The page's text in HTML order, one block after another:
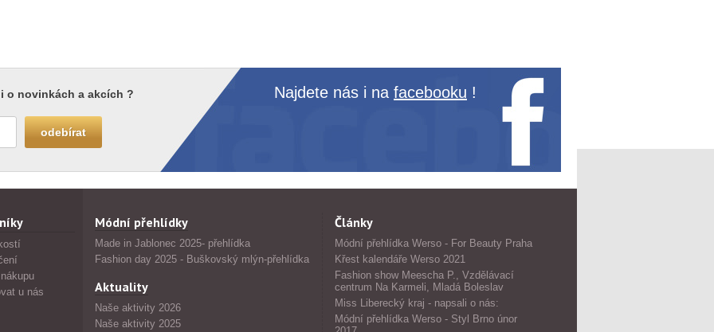
o novinkách a akcích ? Najdete nás i na facebooku !
u nás
Módní přehlídky
Made in Jablonec 2025- přehlídka
Fashion day 2025 - Buškovský mlýn-přehlídka
Aktuality
Naše aktivity 2026
Naše aktivity 2025
Články
Módní přehlídka Werso - For Beauty Praha
Křest kalendáře Werso 2021
Fashion show Meescha P., Vzdělávací
centrum Na Karmeli, Mladá Boleslav
Miss Liberecký kraj - napsali o nás:
Módní přehlídka Werso - Styl Brno únor